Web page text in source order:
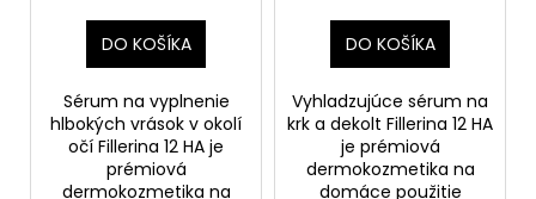
DO KOŠÍKA
Sérum na vyplnenie
hlbokých vrások v okolí
očí Fillerina 12 HA je
prémiová
dermokozmetika na
DO KOŠÍKA
Vyhladzujúce sérum na
krk a dekolt Fillerina 12 HA
je prémiová
dermokozmetika na
domáce použitie